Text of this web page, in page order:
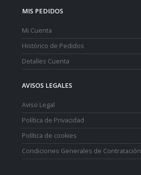
MIS PEDIDOS
Mi Cuenta
Histórico de Pedidos
Detalles Cuenta
AVISOS LEGALES
Aviso Legal
Política de Privacidad
Política de cookies
Condiciones Generales de Contratación